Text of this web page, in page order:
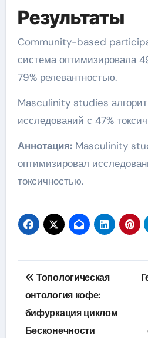
Результаты
Community-based
система оптимизировала
79% релевантностью.
Masculinity studies
исследований с 47%
Аннотация:Masculinity
оптимизировал
токсичностью.
Навигация
по
записям
Топологическая
онтология кофе:
бифуркация циклом
Бесконечности